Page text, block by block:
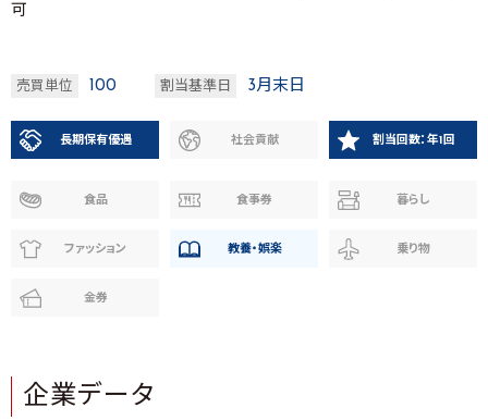
可
売買単位 100 割当基準日 3月末日
長期保有優遇 社会貢献 割当回数：年1回
食品 食事券 暮らし
ファッション 教養・娯楽 乗り物
金券
企業データ